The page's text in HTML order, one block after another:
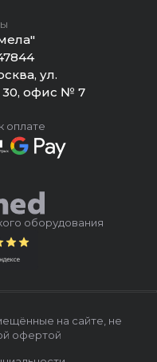
ул.
офис № 7
оборудования
оплате
на сайте, не
офертой